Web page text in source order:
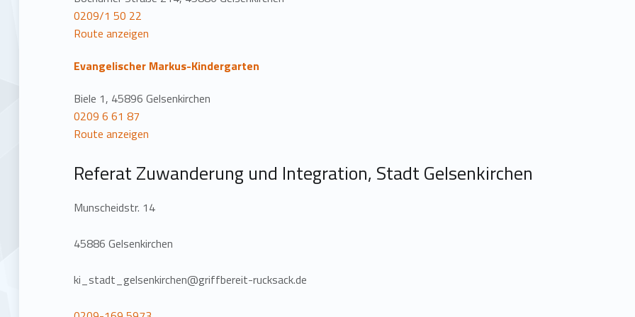
0209/1 50 22
Route anzeigen
Evangelischer Markus-Kindergarten
Biele 1, 45896 Gelsenkirchen
0209 6 61 87
Route anzeigen
Referat Zuwanderung und Integration, Stadt Gelsenkirchen
Munscheidstr. 14
45886 Gelsenkirchen
ki_stadt_gelsenkirchen@griffbereit-rucksack.de